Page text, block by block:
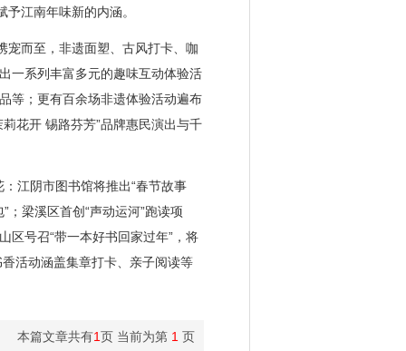
江南年味新的内涵。
而至，非遗面塑、古风打卡、咖
一系列丰富多元的趣味互动体验活
等；更有百余场非遗体验活动遍布
花开 锡路芬芳”品牌惠民演出与千
江阴市图书馆将推出“春节故事
；梁溪区首创“声动运河”跑读项
区号召“带一本好书回家过年”，将
活动涵盖集章打卡、亲子阅读等
本篇文章共有1页 当前为第 1 页